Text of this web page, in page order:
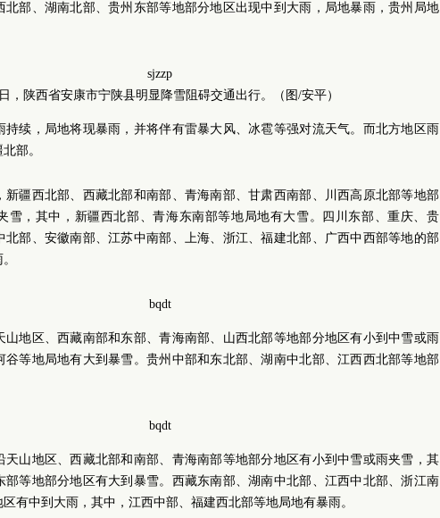
北部、湖南北部、贵州东部等地部分地区出现中到大雨，局地暴雨，贵州局地
，陕西省安康市宁陕县明显降雪阻碍交通出行。（图/安平）
持续，局地将现暴雨，并将伴有雷暴大风、冰雹等强对流天气。而北方地区雨
部。
新疆西北部、西藏北部和南部、青海南部、甘肃西南部、川西高原北部等地部
雪，其中，新疆西北部、青海东南部等地局地有大雪。四川东部、重庆、贵
北部、安徽南部、江苏中南部、上海、浙江、福建北部、广西中西部等地的部
山地区、西藏南部和东部、青海南部、山西北部等地部分地区有小到中雪或雨
谷等地局地有大到暴雪。贵州中部和东北部、湖南中北部、江西西北部等地部
天山地区、西藏北部和南部、青海南部等地部分地区有小到中雪或雨夹雪，其
部等地部分地区有大到暴雪。西藏东南部、湖南中北部、江西中北部、浙江南
有中到大雨，其中，江西中部、福建西北部等地局地有暴雨。